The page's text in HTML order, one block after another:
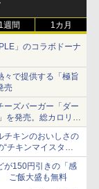
1週間 1カ月
」のコラボドーナ
々で提供する「極旨
売
ーズバーガー「ダー
を発売。総カロリー
！
チキンのおいしさの
チキンマイスタ
が150円引きの「感
ご飯大盛も無料